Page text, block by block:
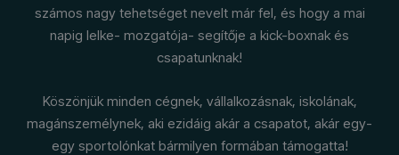
számos nagy tehetséget nevelt már fel, és hogy a mai
napig lelke- mozgatója- segítője a kick-boxnak és
csapatunknak!
Köszönjük minden cégnek, vállalkozásnak, iskolának,
magánszemélynek, aki ezidáig akár a csapatot, akár egy-
egy sportolónkat bármilyen formában támogatta!